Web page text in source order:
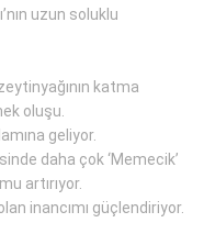
uzun soluklu
katma
oluşu.
geliyor.
daha çok ‘Memecik’
artırıyor.
inancımı güçlendiriyor.